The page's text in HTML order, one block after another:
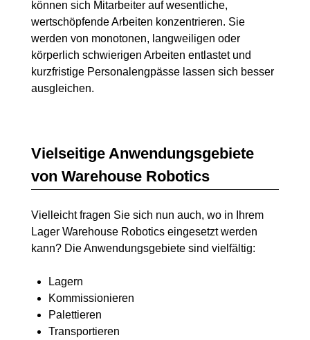
können sich Mitarbeiter auf wesentliche,
wertschöpfende Arbeiten konzentrieren. Sie
werden von monotonen, langweiligen oder
körperlich schwierigen Arbeiten entlastet und
kurzfristige Personalengpässe lassen sich besser
ausgleichen.
Vielseitige Anwendungsgebiete
von Warehouse Robotics
Vielleicht fragen Sie sich nun auch, wo in Ihrem
Lager Warehouse Robotics eingesetzt werden
kann? Die Anwendungsgebiete sind vielfältig:
Lagern
Kommissionieren
Palettieren
Transportieren